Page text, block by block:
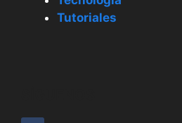
Tutoriales